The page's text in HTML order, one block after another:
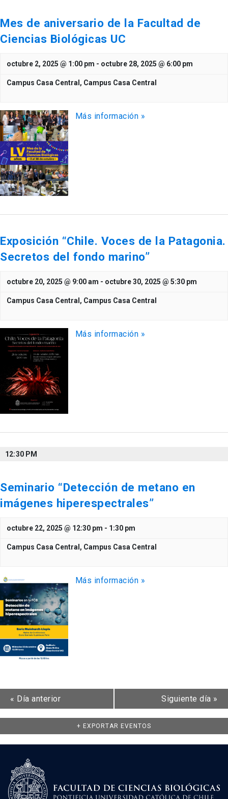
Mes de aniversario de la Facultad de
Ciencias Biológicas UC
octubre 2, 2025 @ 1:00 pm - octubre 28, 2025 @ 6:00 pm
Campus Casa Central, Campus Casa Central
Más información »
Exposición “Chile. Voces de la Patagonia.
Secretos del fondo marino”
octubre 20, 2025 @ 9:00 am - octubre 30, 2025 @ 5:30 pm
Campus Casa Central, Campus Casa Central
Más información »
12:30 PM
Seminario “Detección de metano en
imágenes hiperespectrales”
octubre 22, 2025 @ 12:30 pm - 1:30 pm
Campus Casa Central, Campus Casa Central
Más información »
« Día anterior Siguiente día »
+ EXPORTAR EVENTOS